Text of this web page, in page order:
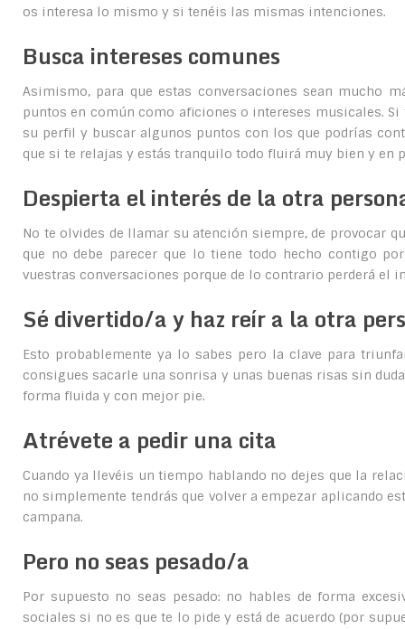
os interesa lo mismo y si tenéis las mismas intenciones.
Busca intereses comunes
Asimismo, para que estas conversaciones sean mucho
puntos en común como aficiones o intereses musicales.
su perfil y buscar algunos puntos con los que podrías
que si te relajas y estás tranquilo todo fluirá muy bien y en
Despierta el interés de la otra
No te olvides de llamar su atención siempre, de provocar
que no debe parecer que lo tiene todo hecho contigo
vuestras conversaciones porque de lo contrario perderá el
Sé divertido/a y haz reír a la otra
Esto probablemente ya lo sabes pero la clave para
consigues sacarle una sonrisa y unas buenas risas sin
forma fluida y con mejor pie.
Atrévete a pedir una cita
Cuando ya llevéis un tiempo hablando no dejes que la
no simplemente tendrás que volver a empezar aplicando
campana.
Pero no seas pesado/a
Por supuesto no seas pesado: no hables de forma
sociales si no es que te lo pide y está de acuerdo (por